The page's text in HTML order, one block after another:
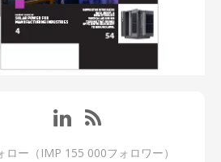
ロー（IMP 155 000フォロワー）